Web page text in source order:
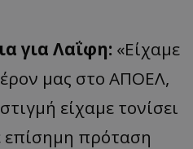
για Λαΐφη: «Είχαμε
μας στο ΑΠΟΕΛ,
είχαμε τονίσει
επίσημη πρόταση